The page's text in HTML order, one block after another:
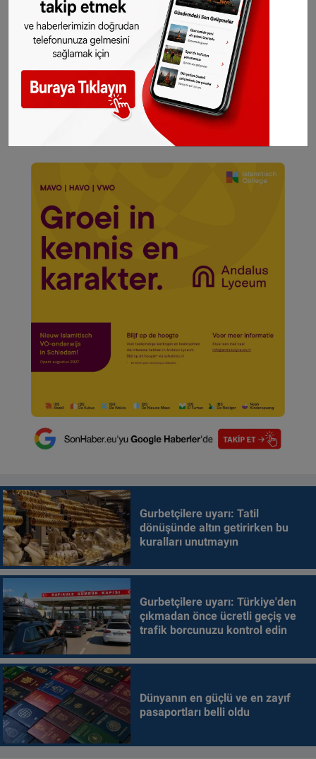
razı olsun"
Minik Kerim için sosyal medyada yardım
sayfası oluşturuldu. Sayfaya ulaşmak için
tıklayınız..
Gurbetçilere uyarı: Tatil
dönüşünde altın getirirken bu
kuralları unutmayın
Gurbetçilere uyarı: Türkiye'den
çıkmadan önce ücretli geçiş ve
trafik borcunuzu kontrol edin
Dünyanın en güçlü ve en zayıf
pasaportları belli oldu